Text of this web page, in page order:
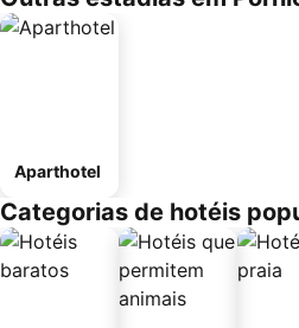
Aparthotel
Categorias de hotéis